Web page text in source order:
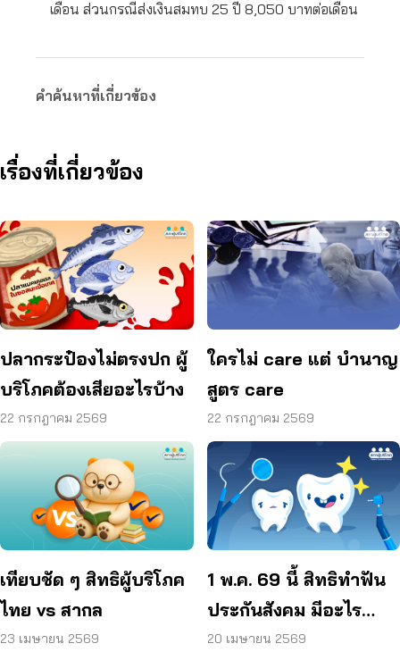
เดือน ส่วนกรณีส่งเงินสมทบ 25 ปี 8,050 บาทต่อเดือน
คำค้นหาที่เกี่ยวข้อง
เรื่องที่เกี่ยวข้อง
ปลากระป๋องไม่ตรงปก ผู้
บริโภคต้องเสียอะไรบ้าง
22 กรกฎาคม 2569
ใครไม่ care แต่ บำนาญ
สูตร care
22 กรกฎาคม 2569
เทียบชัด ๆ สิทธิผู้บริโภค
ไทย vs สากล
23 เมษายน 2569
1 พ.ค. 69 นี้ สิทธิทำฟัน
ประกันสังคม มีอะไร
เปลี่ยนไปบ้าง
20 เมษายน 2569